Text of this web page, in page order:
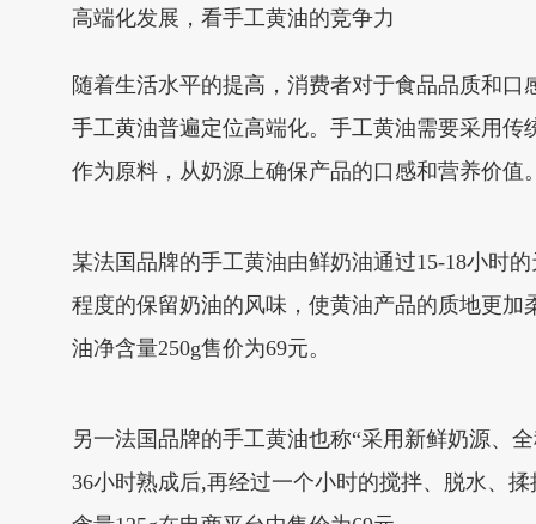
高端化发展，看手工黄油的竞争力
随着生活水平的提高，消费者对于食品品质和
手工黄油普遍定位高端化。手工黄油需要采用
作为原料，从奶源上确保产品的口感和营养价值
某法国品牌的手工黄油由鲜奶油通过15-18小时
程度的保留奶油的风味，使黄油产品的质地更
油净含量250g售价为69元。
另一法国品牌的手工黄油也称“采用新鲜奶源、
36小时熟成后,再经过一个小时的搅拌、脱水、